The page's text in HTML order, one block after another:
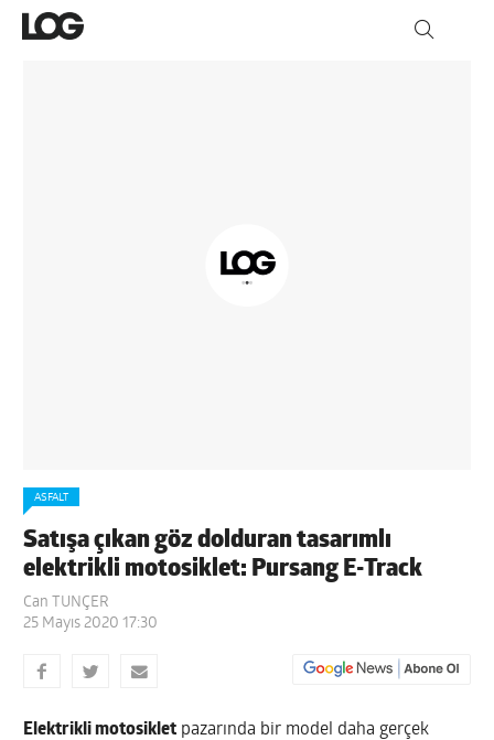
ASFALT
Satışa çıkan göz dolduran tasarımlı
elektrikli motosiklet: Pursang E-Track
Can TUNÇER
25 Mayıs 2020 17:30
Elektrikli motosiklet pazarında bir model daha gerçek